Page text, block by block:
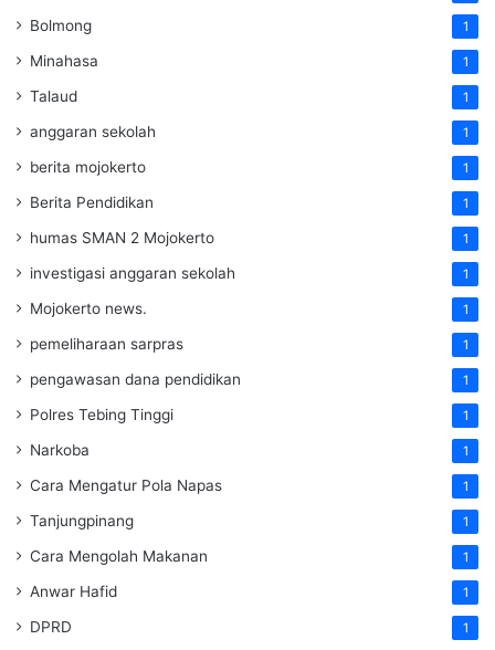
Bolmong 1
Minahasa 1
Talaud 1
anggaran sekolah 1
berita mojokerto 1
Berita Pendidikan 1
humas SMAN 2 Mojokerto 1
investigasi anggaran sekolah 1
Mojokerto news. 1
pemeliharaan sarpras 1
pengawasan dana pendidikan 1
Polres Tebing Tinggi 1
Narkoba 1
Cara Mengatur Pola Napas 1
Tanjungpinang 1
Cara Mengolah Makanan 1
Anwar Hafid 1
DPRD 1